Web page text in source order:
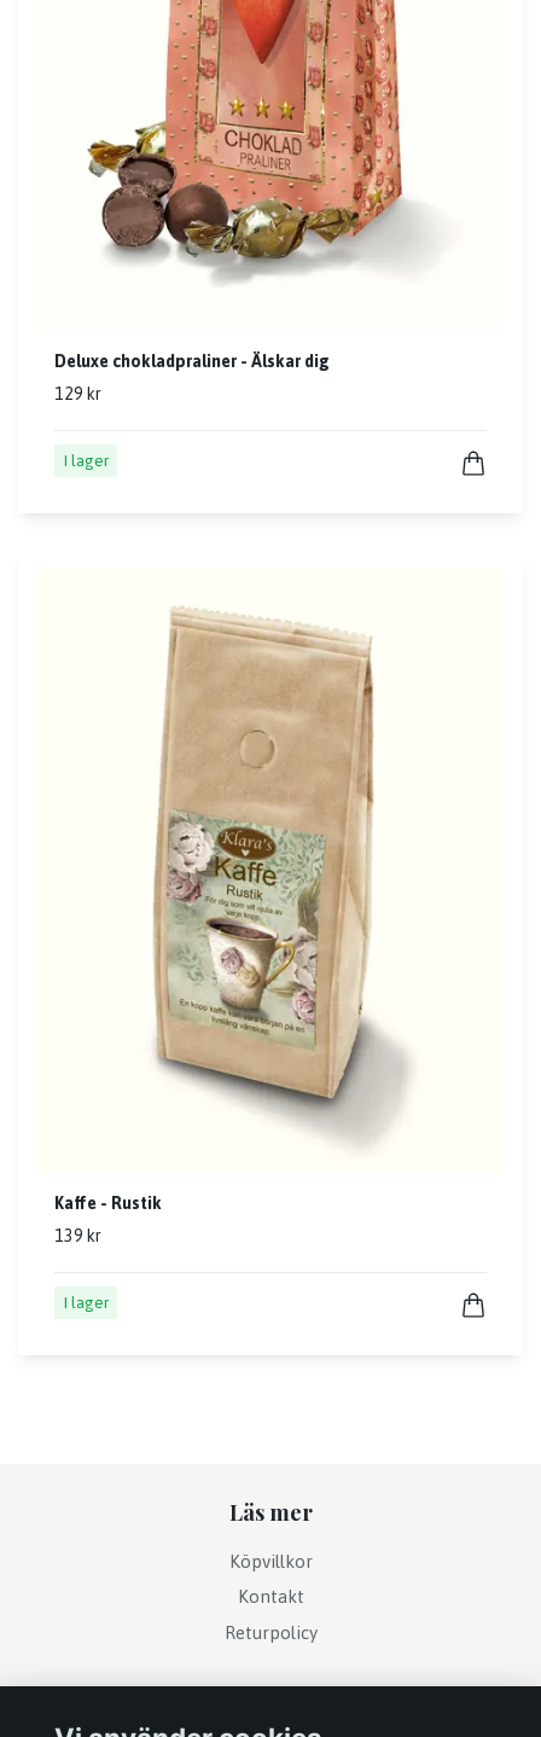
Deluxe chokladpraliner - Älskar dig
129 kr
I lager
Kaffe - Rustik
139 kr
I lager
Läs mer
Köpvillkor
Kontakt
Returpolicy